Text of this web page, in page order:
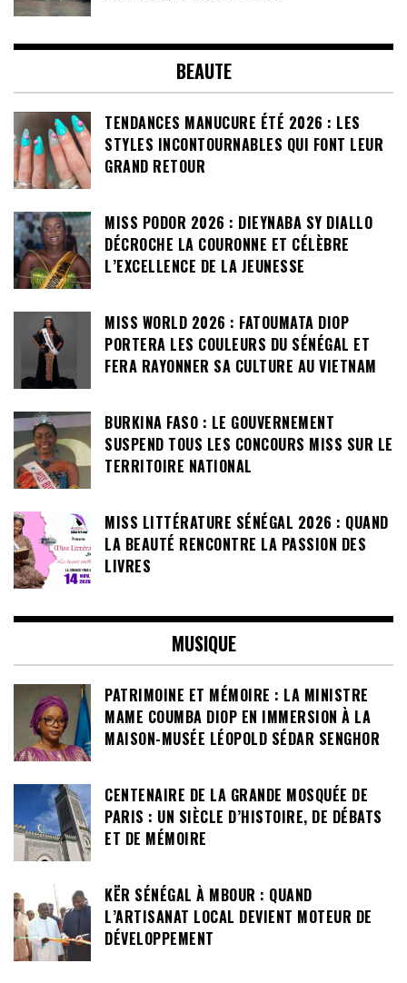
BEAUTE
TENDANCES MANUCURE ÉTÉ 2026 : LES
STYLES INCONTOURNABLES QUI FONT LEUR
GRAND RETOUR
MISS PODOR 2026 : DIEYNABA SY DIALLO
DÉCROCHE LA COURONNE ET CÉLÈBRE
L’EXCELLENCE DE LA JEUNESSE
MISS WORLD 2026 : FATOUMATA DIOP
PORTERA LES COULEURS DU SÉNÉGAL ET
FERA RAYONNER SA CULTURE AU VIETNAM
BURKINA FASO : LE GOUVERNEMENT
SUSPEND TOUS LES CONCOURS MISS SUR LE
TERRITOIRE NATIONAL
MISS LITTÉRATURE SÉNÉGAL 2026 : QUAND
LA BEAUTÉ RENCONTRE LA PASSION DES
LIVRES
MUSIQUE
PATRIMOINE ET MÉMOIRE : LA MINISTRE
MAME COUMBA DIOP EN IMMERSION À LA
MAISON-MUSÉE LÉOPOLD SÉDAR SENGHOR
CENTENAIRE DE LA GRANDE MOSQUÉE DE
PARIS : UN SIÈCLE D’HISTOIRE, DE DÉBATS
ET DE MÉMOIRE
KËR SÉNÉGAL À MBOUR : QUAND
L’ARTISANAT LOCAL DEVIENT MOTEUR DE
DÉVELOPPEMENT